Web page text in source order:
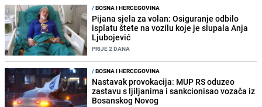
/BOSNA I HERCEGOVINA
Pijana sjela za volan: Osiguranje odbilo
isplatu štete na vozilu koje je slupala Anja
Ljubojević
PRIJE 2 DANA
/BOSNA I HERCEGOVINA
Nastavak provokacija: MUP RS oduzeo
zastavu s ljiljanima i sankcionisao vozača iz
Bosanskog Novog